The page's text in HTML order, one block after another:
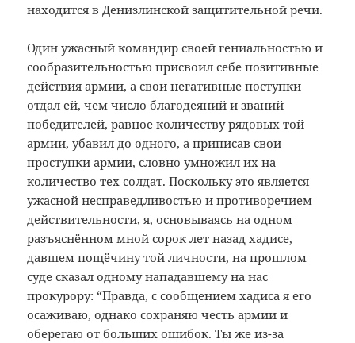
находится в Денизлинской защитительной речи.
Один ужасный командир своей гениальностью и
сообразительностью присвоил себе позитивные
действия армии, а свои негативные поступки
отдал ей, чем число благодеяний и званий
победителей, равное количеству рядовых той
армии, убавил до одного, а приписав свои
проступки армии, словно умножил их на
количество тех солдат. Поскольку это является
ужасной несправедливостью и противоречием
действительности, я, основываясь на одном
разъяснённом мной сорок лет назад хадисе,
давшем пощёчину той личности, на прошлом
суде сказал одному нападавшему на нас
прокурору: “Правда, с сообщением хадиса я его
осаживаю, однако сохраняю честь армии и
оберегаю от больших ошибок. Ты же из-за